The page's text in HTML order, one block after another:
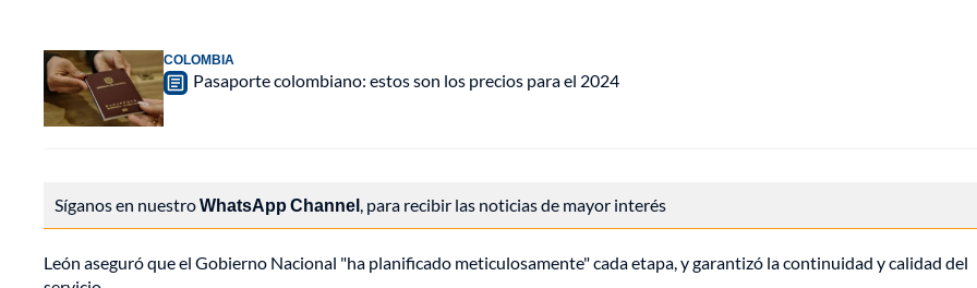
COLOMBIA
Pasaporte colombiano: estos son los precios para el 2024
Síganos en nuestroWhatsApp Channel, para recibir las noticias de mayor interés
León aseguró que el Gobierno Nacional "ha planificado meticulosamente" cada etapa, y garantizó la continuidad y calidad del